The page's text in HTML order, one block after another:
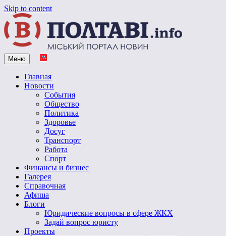
Skip to content
Vpoltave.info
Полтавский портал новостей
Меню
Главная
Новости
События
Общество
Политика
Здоровье
Досуг
Транспорт
Работа
Спорт
Финансы и бизнес
Галерея
Справочная
Афиша
Блоги
Юридические вопросы в сфере ЖКХ
Задай вопрос юристу
Проекты